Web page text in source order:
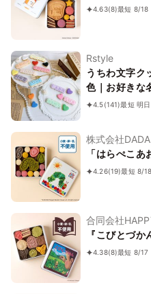
4.63(8)最短 8/18
Rstyle
うちわ文字
色｜お好きな
ト2枚付♪》
4.5(141)最短 明日
株式会社
「はらぺこ
4.26(19)最短 8/18
合同会社
『こびとづ
4.38(8)最短 8/17